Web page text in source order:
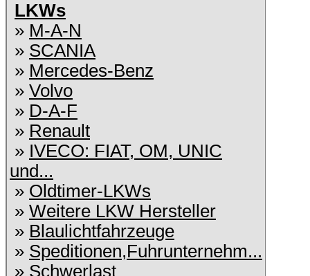
LKWs
» M-A-N
» SCANIA
» Mercedes-Benz
» Volvo
» D-A-F
» Renault
» IVECO: FIAT, OM, UNIC
und...
» Oldtimer-LKWs
» Weitere LKW Hersteller
» Blaulichtfahrzeuge
» Speditionen,Fuhrunternehm...
» Schwerlast